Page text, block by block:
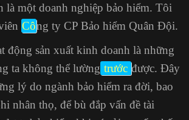
là một doanh nghiệp bảo hiểm. Tôi
Công ty CP Bảo hiểm Quân Đội.
động sản xuất kinh doanh là những
ta không thể lường trước được. Đây
lý do ngành bảo hiểm ra đời, bao
nhân thọ, để bù đắp vấn đề tài